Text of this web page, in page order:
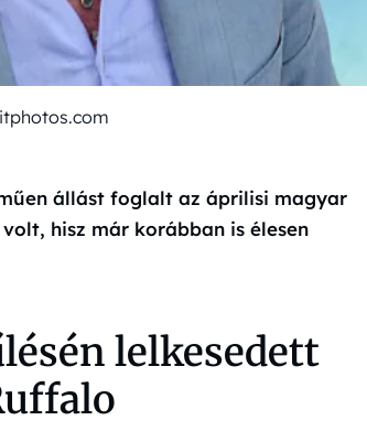
állást foglalt az áprilisi magyar
hisz már korábban is élesen
lelkesedett